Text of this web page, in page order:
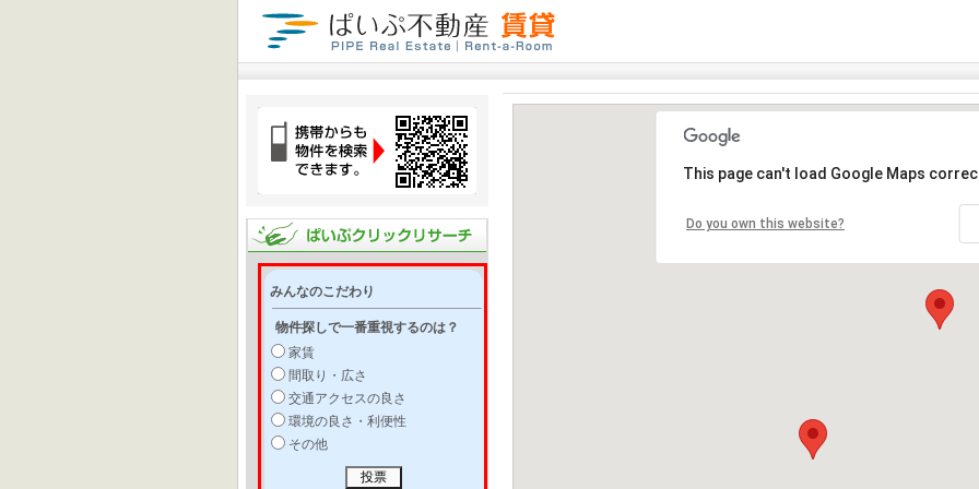
みんなのこだわり
物件探しで一番重視するのは？
家賃
間取り・広さ
交通アクセスの良さ
環境の良さ・利便性
その他
This page can't load Google Maps
Do you own this website?